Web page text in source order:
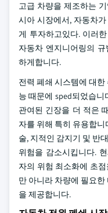
고급 차량을 제조하는
시아 시장에서, 자동차
게 투자하고있다. 이러
자동차 엔지니어링의
하게합니다.
전력 폐쇄 시스템에 대
능 때문에 sped되었습니
관여된 긴장을 더 적은
자를 위해 특히 유용합
술, 지적인 감지기 및 반
위험을 감소시킵니다.
자의 위험 최소화에 초
만 아니라 차량에 필요
을 제공합니다.